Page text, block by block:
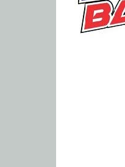
Berita
Balap
Paling